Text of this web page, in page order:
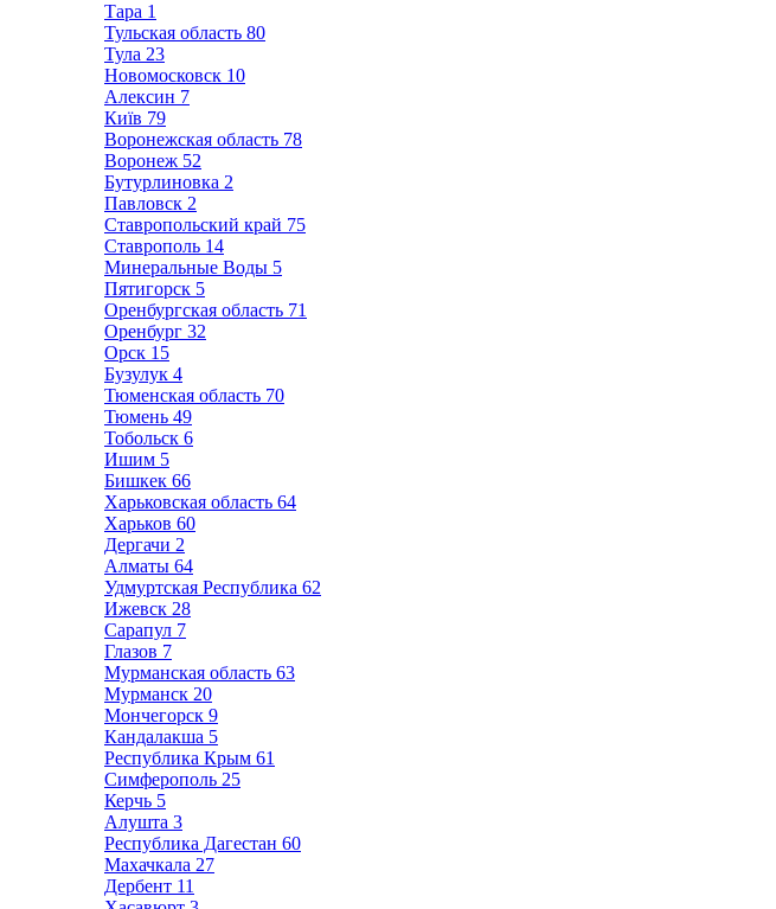
Тара 1
Тульская область 80
Тула 23
Новомосковск 10
Алексин 7
Київ 79
Воронежская область 78
Воронеж 52
Бутурлиновка 2
Павловск 2
Ставропольский край 75
Ставрополь 14
Минеральные Воды 5
Пятигорск 5
Оренбургская область 71
Оренбург 32
Орск 15
Бузулук 4
Тюменская область 70
Тюмень 49
Тобольск 6
Ишим 5
Бишкек 66
Харьковская область 64
Харьков 60
Дергачи 2
Алматы 64
Удмуртская Республика 62
Ижевск 28
Сарапул 7
Глазов 7
Мурманская область 63
Мурманск 20
Мончегорск 9
Кандалакша 5
Республика Крым 61
Симферополь 25
Керчь 5
Алушта 3
Республика Дагестан 60
Махачкала 27
Дербент 11